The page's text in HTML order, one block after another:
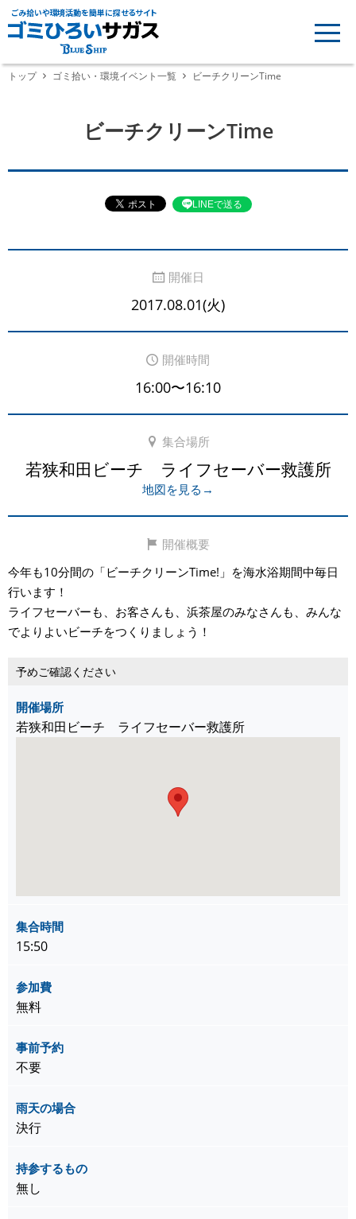
ごみ拾いや環境活動を簡単に探せるサイト
トップ ゴミ拾い・環境イベント一覧 ビーチクリーンTime
ビーチクリーンTime
LINEで送る
開催日
2017.08.01(火)
開催時間
16:00〜16:10
集合場所
若狭和田ビーチ ライフセーバー救護所
地図を見る→
開催概要
今年も10分間の「ビーチクリーンTime!」を海水浴期間中毎日
行います！
ライフセーバーも、お客さんも、浜茶屋のみなさんも、みんな
でよりよいビーチをつくりましょう！
予めご確認ください
開催場所
若狭和田ビーチ ライフセーバー救護所
集合時間
15:50
参加費
無料
事前予約
不要
雨天の場合
決行
持参するもの
無し